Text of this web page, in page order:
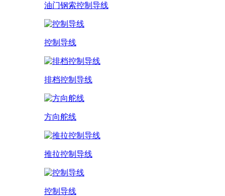
油门钢索控制导线
控制导线
排档控制导线
方向舵线
推拉控制导线
控制导线